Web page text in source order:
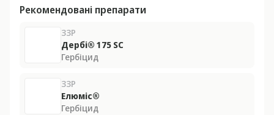
Рекомендовані препарати
ЗЗР
Дербі® 175 SС
Гербіцид
ЗЗР
Елюміс®
Гербіцид